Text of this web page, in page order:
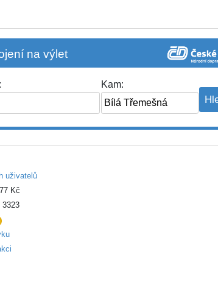
na výlet
Kam:
uživatelů
Kč
3323